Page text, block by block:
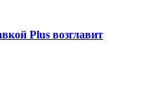
Plus возглавит